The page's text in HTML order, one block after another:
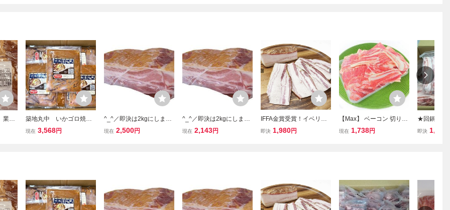
業務
築地丸中 いかゴロ焼き
150gｘ10パック！（加熱
現在 3,568円
^_^／即決は2kgにします
★クセになる味！オリジ
現在 2,500円
^_^／即決は2kgにします
★クセになる味！オリジ
現在 2,143円
IFFA金賞受賞！イベリコ
豚の熟成バラベーコン 20
即決 1,980円
【Max】 ベーコン 切り落
とし 1kg スライスベーコ
現在 1,738円
★回鍋肉や
汁！焼肉
即決 1,850